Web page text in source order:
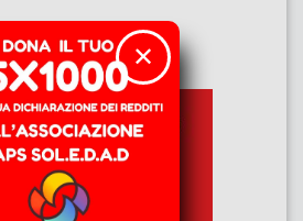
Contributi
✕